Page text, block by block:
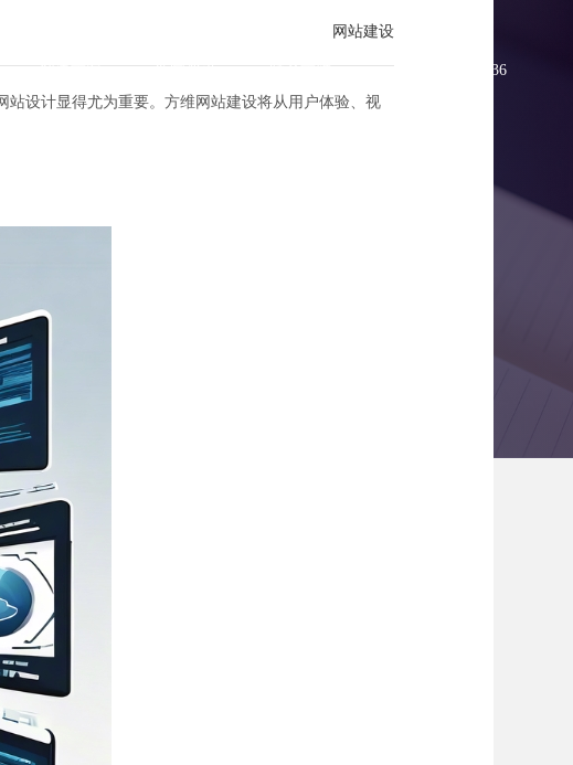
解决方案 新闻资讯 联系方维 0755-83896336
网站设计攻略
网站建设
设计显得尤为重要。方维网站建设将从用户体验、视